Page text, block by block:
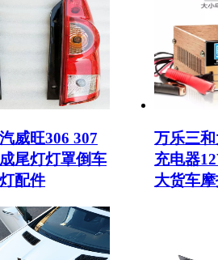
威旺306 307
尾灯灯罩倒车
配件
万乐三
充电器
大货车